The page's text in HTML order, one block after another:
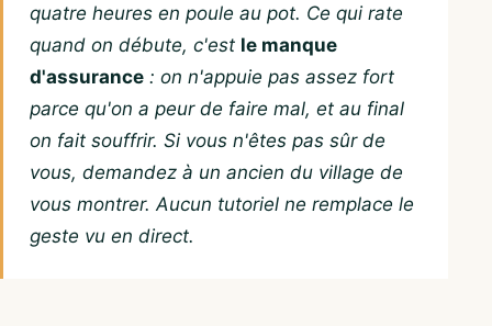
quatre heures en poule au pot. Ce qui rate
quand on débute, c'est le manque
d'assurance : on n'appuie pas assez fort
parce qu'on a peur de faire mal, et au final
on fait souffrir. Si vous n'êtes pas sûr de
vous, demandez à un ancien du village de
vous montrer. Aucun tutoriel ne remplace le
geste vu en direct.